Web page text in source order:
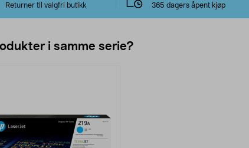
Returner til valgfri butikk
365 dagers åpent kjøp
i samme serie?